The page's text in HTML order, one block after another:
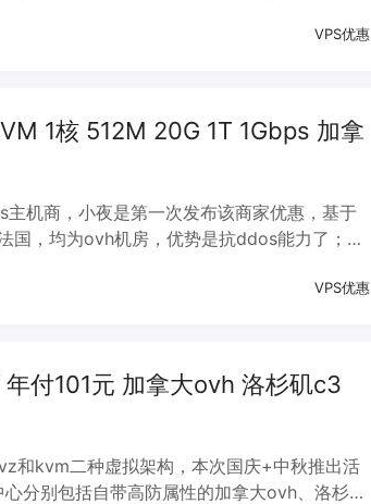
VPS优惠
1核 512M 20G 1T 1Gbps 加拿
机商，小夜是第一次发布该商家优惠，基于
国，均为ovh机房，优势是抗ddos能力了；国
VPS优惠
付101元 加拿大ovh 洛杉矶c3
和kvm二种虚拟架构，本次国庆+中秋推出活
分别包括自带高防属性的加拿大ovh、洛杉矶